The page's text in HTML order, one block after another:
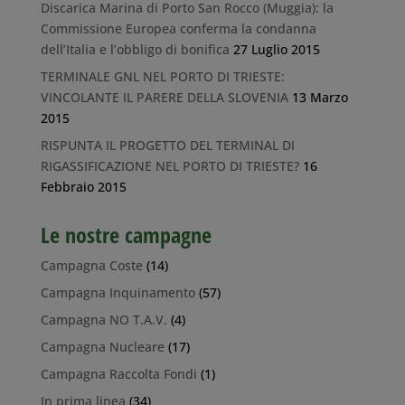
Discarica Marina di Porto San Rocco (Muggia): la
Commissione Europea conferma la condanna
dell’Italia e l’obbligo di bonifica 27 Luglio 2015
TERMINALE GNL NEL PORTO DI TRIESTE:
VINCOLANTE IL PARERE DELLA SLOVENIA 13 Marzo
2015
RISPUNTA IL PROGETTO DEL TERMINAL DI
RIGASSIFICAZIONE NEL PORTO DI TRIESTE? 16
Febbraio 2015
Le nostre campagne
Campagna Coste (14)
Campagna Inquinamento(57)
Campagna NO T.A.V. (4)
Campagna Nucleare (17)
Campagna Raccolta Fondi (1)
In prima linea (34)